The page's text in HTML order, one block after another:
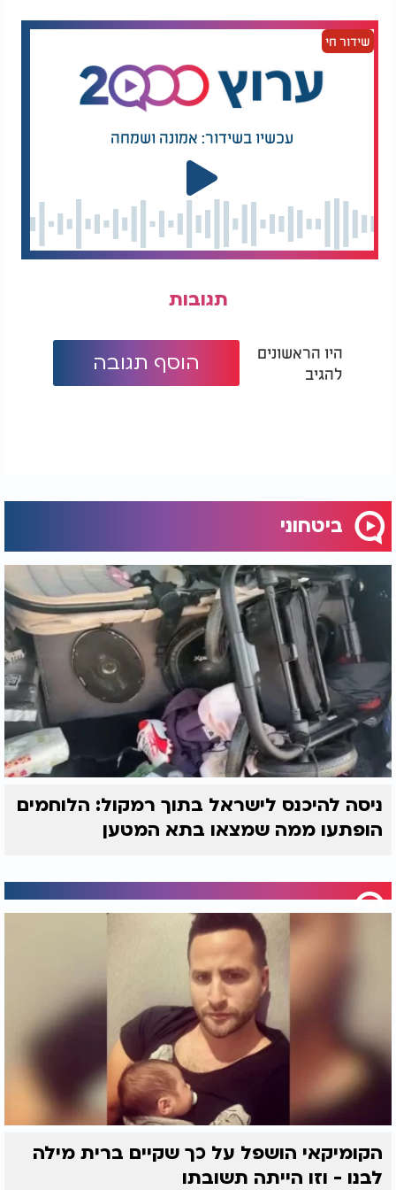
שידור חי
עכשיו בשידור: אמונה ושמחה
תגובות
היו הראשונים
להגיב
הוסף תגובה
ביטחוני
ניסה להיכנס לישראל בתוך רמקול: הלוחמים
הופתעו ממה שמצאו בתא המטען
הקומיקאי הושפל על כך שקיים ברית מילה
לבנו - וזו הייתה תשובתו